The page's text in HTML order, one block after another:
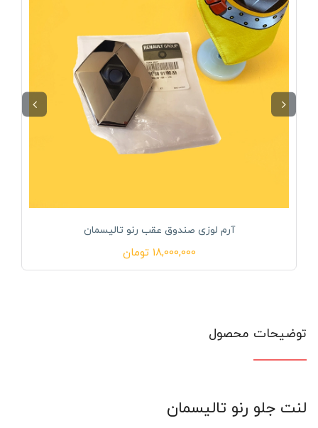
آرم لوزی صندوق عقب رنو تالیسمان
18,000,000 تومان
توضیحات محصول
لنت جلو رنو تالیسمان